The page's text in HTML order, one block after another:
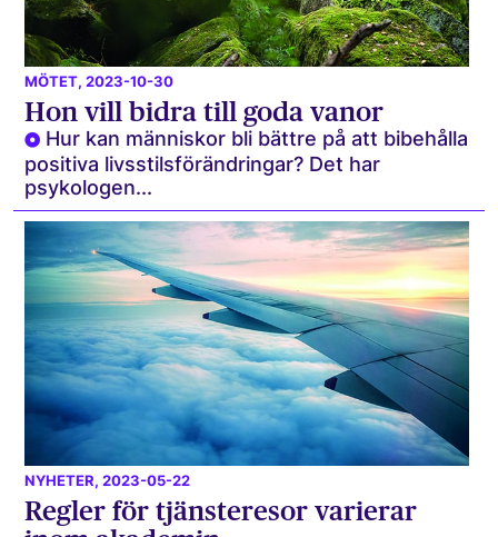
MÖTET, 2023-10-30
Hon vill bidra till goda vanor
Hur kan människor bli bättre på att bibehålla
positiva livsstilsförändringar? Det har
psykologen...
NYHETER, 2023-05-22
Regler för tjänsteresor varierar